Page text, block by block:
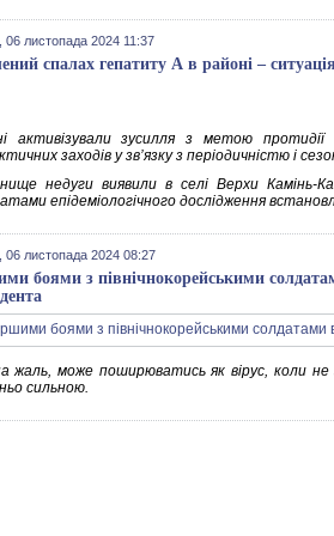
06 листопада 2024 11:37
спалах гепатиту А в районі –
активізували зусилля з метою
заходів у зв’язку з періодичністю і
недуги виявили в селі Верхи Камінь-
епідеміологічного дослідження
06 листопада 2024 08:27
боями з північнокорейськими
жаль, може поширюватись як вірус, коли
сильною.